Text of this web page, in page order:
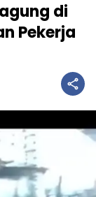
di
Pekerja